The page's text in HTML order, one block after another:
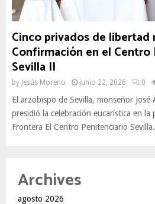
Cinco privados de libertad
Confirmación en el
Sevilla II
by Jesús Moreno junio 22, 2026 0
El arzobispo de Sevilla, monseñor José
presidió la celebración eucarística en
Frontera El Centro Penitenciario
Archives
agosto 2026